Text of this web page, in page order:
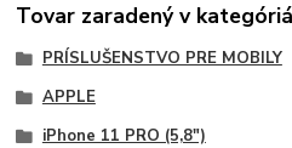
Tovar zaradený v
PRÍSLUŠENSTVO PRE MOBILY
APPLE
iPhone 11 PRO (5,8")